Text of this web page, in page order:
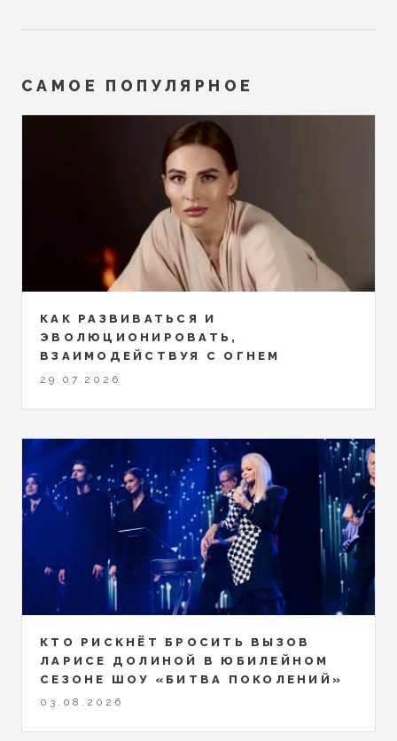
САМОЕ ПОПУЛЯРНОЕ
КАК РАЗВИВАТЬСЯ И
ЭВОЛЮЦИОНИРОВАТЬ,
ВЗАИМОДЕЙСТВУЯ С ОГНЕМ
29.07.2026
КТО РИСКНЁТ БРОСИТЬ ВЫЗОВ
ЛАРИСЕ ДОЛИНОЙ В ЮБИЛЕЙНОМ
СЕЗОНЕ ШОУ «БИТВА ПОКОЛЕНИЙ»
03.08.2026